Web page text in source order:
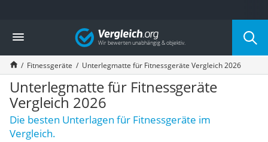
Die beliebtesten Vergleiche nach Kategorie
Freizeit & Sport
Gartentrampolin
Trampolin
Metalldetektor
Eufab-Fahrradträger
Trampolin 366 cm
Fahrradschloss
Aluminium-Koffer
Vergleich
Fitnessgeräte Unterlegmatte für Fitnessgeräte Vergleich 2026
Unterlegmatte für Fitnessgeräte
Vergleich 2026
Die besten Unterlagen für Fitnessgeräte im
Vergleich.